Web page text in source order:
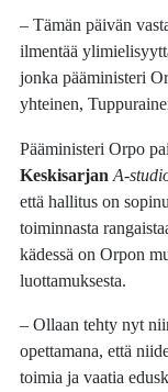
– Tämän päivän
ilmentää
jonka pääministeri
yhteinen,
Pääministeri Orpo
Keskisarjan A-
että hallitus on
toiminnasta
kädessä on Orpon
luottamuksesta.
– Ollaan tehty nyt
opettamana, että
toimia ja vaatia